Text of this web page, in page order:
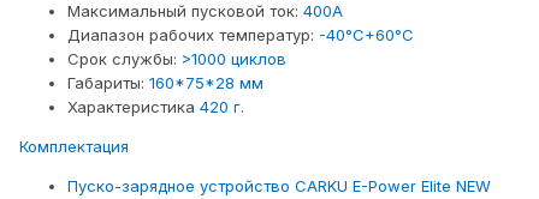
Максимальный пусковой ток: 400А
Диапазон рабочих температур: -40°С+60°С
Срок службы: >1000 циклов
Габариты: 160*75*28 мм
Характеристика 420 г.
Комплектация
Пуско-зарядное устройство CARKU E-Power Elite NEW